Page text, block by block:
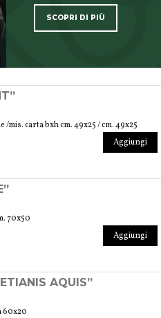
SCOPRI DI PIÙ
/mis. carta bxh cm. 49x25 / cm. 49x25
Aggiungi
70x50
Aggiungi
AQUIS”
60x20